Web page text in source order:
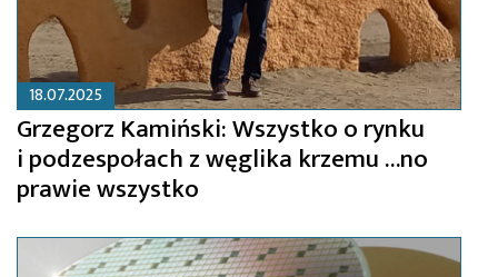
18.07.2025
Grzegorz Kamiński: Wszystko o rynku
i podzespołach z węglika krzemu …no
prawie wszystko